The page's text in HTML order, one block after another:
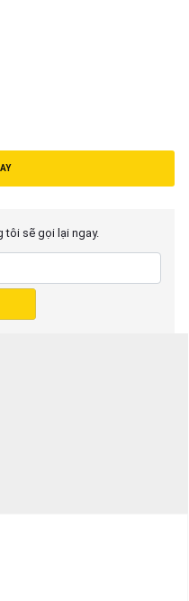
tôi sẽ gọi lại ngay.